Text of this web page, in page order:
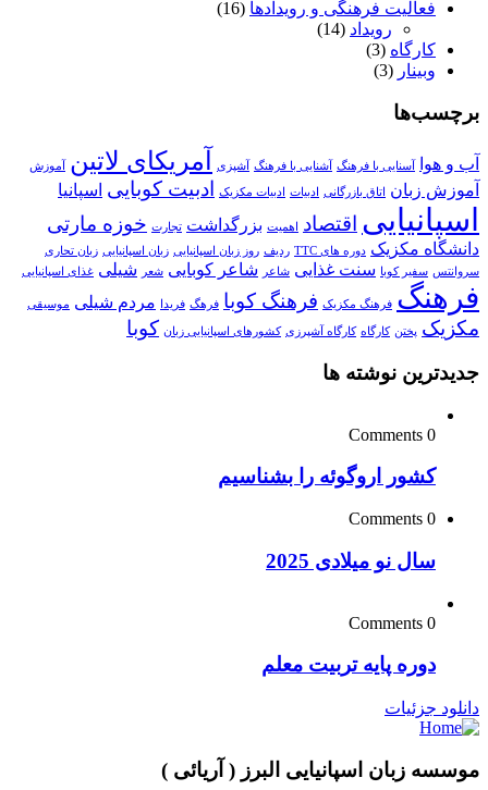
فعالیت فرهنگی و رویدادها (16)
رویداد (14)
کارگاه (3)
وبینار (3)
برچسب‌ها
آب و هوا آسنایی با فرهنگ آشنایی با فرهنگ آشپزی آمریکای لاتین آموزش
آموزش زبان اتاق بازرگانی ادبیات ادبیات مکزیک ادبیت کوبایی اسپانیا
اسپانیایی اقتصاد اهمیت بزرگداشت تجارت خوزه مارتی
دانشگاه مکزیک دوره های TTC ردیف روز زبان اسپانیایی زبان اسپانیایی زبان تحاری
سروانتس سفیر کوبا سنت غذایی شاعر شاعر کوبایی شعر شیلی غذای اسپانیایی
فرهنگ فرهنگ مکزیک فرهنگ کوبا فرهگ فریدا مردم شیلی موسیقی
مکزیک پختن کارگاه کارگاه آشپرزی کشورهای اسپانیایی زبان کوبا
جدیدترین نوشته ها
0 Comments
کشور اروگوئه را بشناسیم
0 Comments
سال نو میلادی 2025
0 Comments
دوره پایه تربیت معلم
دانلود جزئیات
موسسه زبان اسپانیایی البرز ( آریائی )